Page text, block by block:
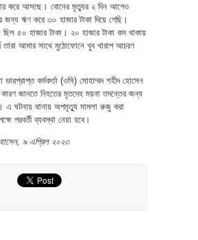
করে আসছে। বোনের মৃত্যুর ২ দিন আগেও
জন্য ঋণ করে ৩০ হাজার টাকা দিয়ে গেছি।
ছিল ৫০ হাজার টাকা। ২০ হাজার টাকা কম থাকায়
তারা আমার সাথে মুঠোফোনে খুব খারাপ আচরণ
ভারপ্রাপ্ত কর্মকর্তা (ওসি) মোহাম্মদ শহীদ হোসেন
জানতে নিহতের মৃতদেহ ময়না তদন্তের জন্য
এ ঘটনায় থানায় অপমৃত্যু মামলা রুজু করা
পরবর্তী ব্যবস্থা নেয়া হবে।
৯ এপ্রিল ২০২৩